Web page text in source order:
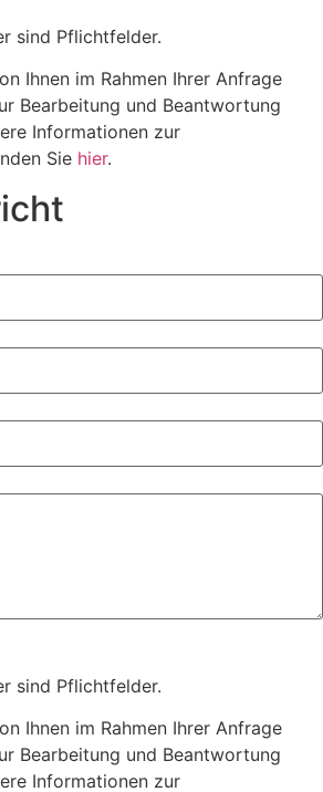
sind Pflichtfelder.
Ihnen im Rahmen Ihrer Anfrage
Bearbeitung und Beantwortung
Informationen zur
Sie hier.
sind Pflichtfelder.
Ihnen im Rahmen Ihrer Anfrage
Bearbeitung und Beantwortung
Informationen zur